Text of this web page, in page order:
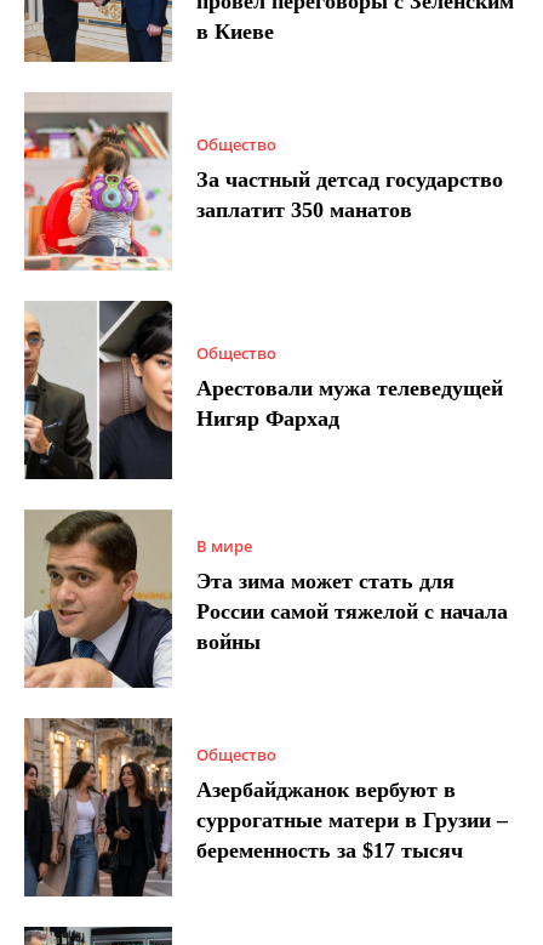
в Киеве
Общество
За частный детсад государство
заплатит 350 манатов
Общество
Арестовали мужа телеведущей
Нигяр Фархад
В мире
Эта зима может стать для
России самой тяжелой с начала
войны
Общество
Азербайджанок вербуют в
суррогатные матери в Грузии –
беременность за $17 тысяч